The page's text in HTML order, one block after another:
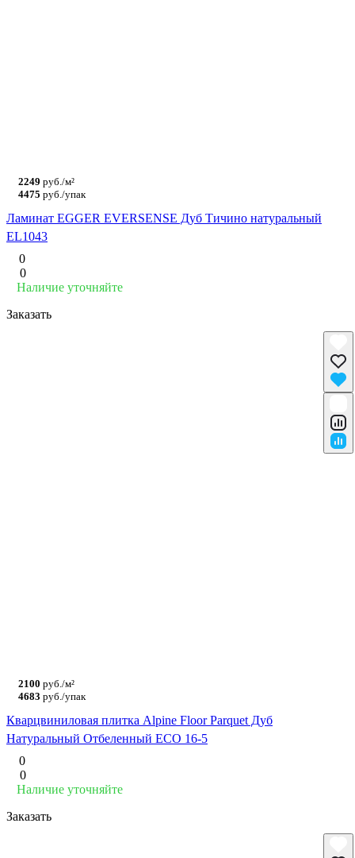
2249 руб./м²
4475 руб./упак
Ламинат EGGER EVERSENSE Дуб Тичино натуральный
EL1043
0
0
Наличие уточняйте
Заказать
2100 руб./м²
4683 руб./упак
Кварцвиниловая плитка Alpine Floor Parquet Дуб
Натуральный Отбеленный ECO 16-5
0
0
Наличие уточняйте
Заказать